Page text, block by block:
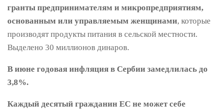
гранты предпринимателям и микропредприятиям,
основанным или управляемым женщинами, которые
производят продукты питания в сельской местности.
Выделено 30 миллионов динаров.
В июне годовая инфляция в Сербии замедлилась до
3,8%.
Каждый десятый гражданин ЕС не может себе